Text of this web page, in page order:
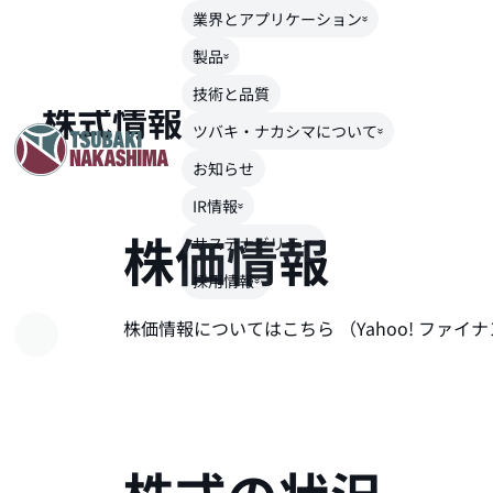
業界とアプリケーション
製品
技術と品質
ツバキ・ナカシマについて
お知らせ
IR情報
サステナビリティ
採用情報
株式情報
株価情報
株価情報についてはこちら （Yahoo! ファイ